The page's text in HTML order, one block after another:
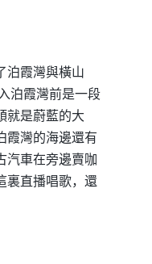
泊霞灣與橫山
泊霞灣前是一段
就是蔚藍的大
霞灣的海邊還有
汽車在旁邊賣咖
裏直播唱歌，還